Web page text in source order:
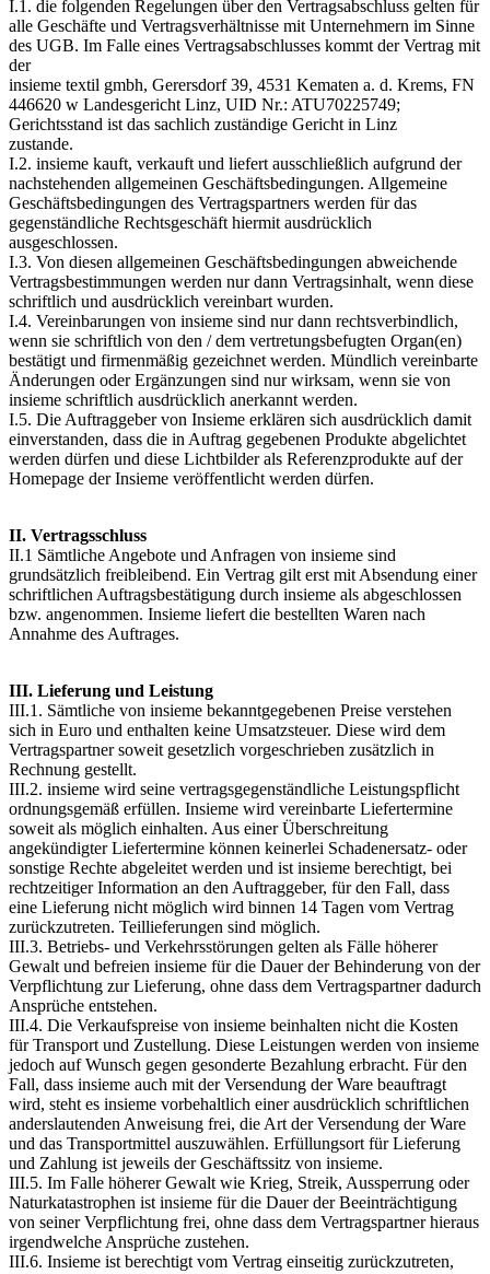
I.1. die folgenden Regelungen über den Vertragsabschluss gelten für
alle Geschäfte und Vertragsverhältnisse mit Unternehmern im Sinne
des UGB. Im Falle eines Vertragsabschlusses kommt der Vertrag mit
der
insieme textil gmbh, Gerersdorf 39, 4531 Kematen a. d. Krems, FN
446620 w Landesgericht Linz, UID Nr.: ATU70225749;
Gerichtsstand ist das sachlich zuständige Gericht in Linz
zustande.
I.2. insieme kauft, verkauft und liefert ausschließlich aufgrund der
nachstehenden allgemeinen Geschäftsbedingungen. Allgemeine
Geschäftsbedingungen des Vertragspartners werden für das
gegenständliche Rechtsgeschäft hiermit ausdrücklich
ausgeschlossen.
I.3. Von diesen allgemeinen Geschäftsbedingungen abweichende
Vertragsbestimmungen werden nur dann Vertragsinhalt, wenn diese
schriftlich und ausdrücklich vereinbart wurden.
I.4. Vereinbarungen von insieme sind nur dann rechtsverbindlich,
wenn sie schriftlich von den / dem vertretungsbefugten Organ(en)
bestätigt und firmenmäßig gezeichnet werden. Mündlich vereinbarte
Änderungen oder Ergänzungen sind nur wirksam, wenn sie von
insieme schriftlich ausdrücklich anerkannt werden.
I.5. Die Auftraggeber von Insieme erklären sich ausdrücklich damit
einverstanden, dass die in Auftrag gegebenen Produkte abgelichtet
werden dürfen und diese Lichtbilder als Referenzprodukte auf der
Homepage der Insieme veröffentlicht werden dürfen.
II. Vertragsschluss
II.1 Sämtliche Angebote und Anfragen von insieme sind
grundsätzlich freibleibend. Ein Vertrag gilt erst mit Absendung einer
schriftlichen Auftragsbestätigung durch insieme als abgeschlossen
bzw. angenommen. Insieme liefert die bestellten Waren nach
Annahme des Auftrages.
III. Lieferung und Leistung
III.1. Sämtliche von insieme bekanntgegebenen Preise verstehen
sich in Euro und enthalten keine Umsatzsteuer. Diese wird dem
Vertragspartner soweit gesetzlich vorgeschrieben zusätzlich in
Rechnung gestellt.
III.2. insieme wird seine vertragsgegenständliche Leistungspflicht
ordnungsgemäß erfüllen. Insieme wird vereinbarte Liefertermine
soweit als möglich einhalten. Aus einer Überschreitung
angekündigter Liefertermine können keinerlei Schadenersatz- oder
sonstige Rechte abgeleitet werden und ist insieme berechtigt, bei
rechtzeitiger Information an den Auftraggeber, für den Fall, dass
eine Lieferung nicht möglich wird binnen 14 Tagen vom Vertrag
zurückzutreten. Teillieferungen sind möglich.
III.3. Betriebs- und Verkehrsstörungen gelten als Fälle höherer
Gewalt und befreien insieme für die Dauer der Behinderung von der
Verpflichtung zur Lieferung, ohne dass dem Vertragspartner dadurch
Ansprüche entstehen.
III.4. Die Verkaufspreise von insieme beinhalten nicht die Kosten
für Transport und Zustellung. Diese Leistungen werden von insieme
jedoch auf Wunsch gegen gesonderte Bezahlung erbracht. Für den
Fall, dass insieme auch mit der Versendung der Ware beauftragt
wird, steht es insieme vorbehaltlich einer ausdrücklich schriftlichen
anderslautenden Anweisung frei, die Art der Versendung der Ware
und das Transportmittel auszuwählen. Erfüllungsort für Lieferung
und Zahlung ist jeweils der Geschäftssitz von insieme.
III.5. Im Falle höherer Gewalt wie Krieg, Streik, Aussperrung oder
Naturkatastrophen ist insieme für die Dauer der Beeinträchtigung
von seiner Verpflichtung frei, ohne dass dem Vertragspartner hieraus
irgendwelche Ansprüche zustehen.
III.6. Insieme ist berechtigt vom Vertrag einseitig zurückzutreten,